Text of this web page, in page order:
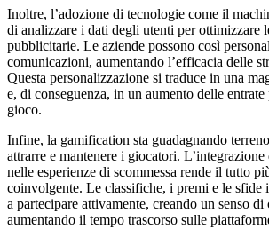
Inoltre, l’adozione di tecnologie come il
di analizzare i dati degli utenti per ottimizzare
pubblicitarie. Le aziende possono così
comunicazioni, aumentando l’efficacia delle
Questa personalizzazione si traduce in una
e, di conseguenza, in un aumento delle
gioco.
Infine, la gamification sta guadagnando
attrarre e mantenere i giocatori.
nelle esperienze di scommessa rende il tutto
coinvolgente. Le classifiche, i premi e le sfide
a partecipare attivamente, creando un senso di
aumentando il tempo trascorso sulle